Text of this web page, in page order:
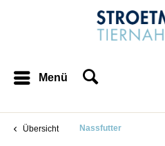
Menü
Übersicht Nassfutter